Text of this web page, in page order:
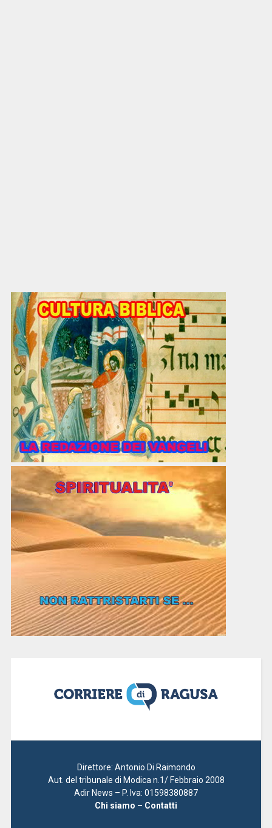
Direttore: Antonio Di Raimondo
Aut. del tribunale di Modica n.1/ Febbraio 2008
Adir News – P. Iva: 01598380887
Chi siamo – Contatti